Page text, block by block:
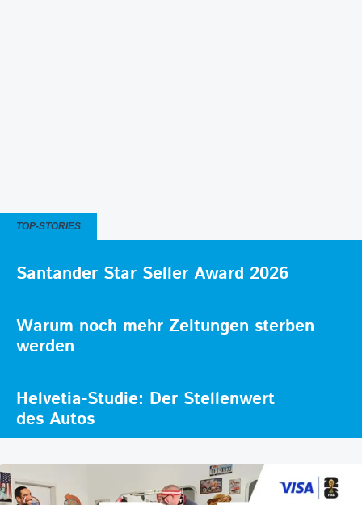
TOP-STORIES
Santander Star Seller Award 2026
Warum noch mehr Zeitungen sterben
werden
Helvetia-Studie: Der Stellenwert
des Autos